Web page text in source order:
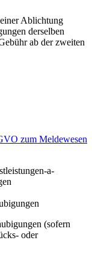
Ablichtung
derselben
ab der zweiten
zum Meldewesen
a-
(sofern
oder